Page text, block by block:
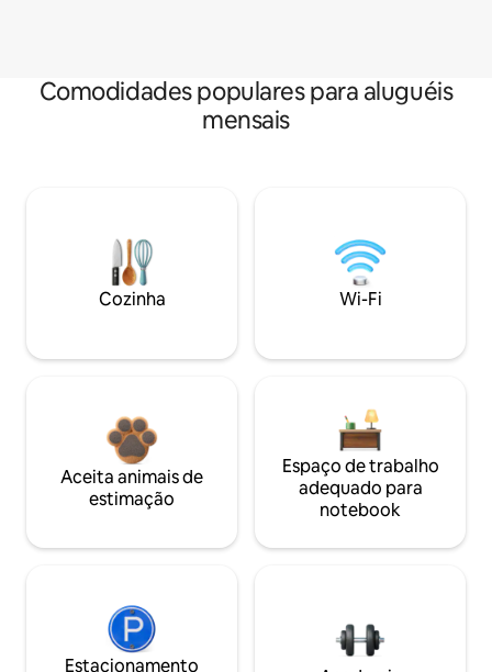
Comodidades populares para aluguéis
mensais
Cozinha Wi-Fi
Aceita animais de
estimação
Espaço de trabalho
adequado para
notebook
Estacionamento